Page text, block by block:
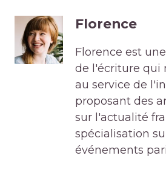
Florence
Florence est
de l'écriture qui
au service de
proposant des
sur l'actualité
spécialisation
événements